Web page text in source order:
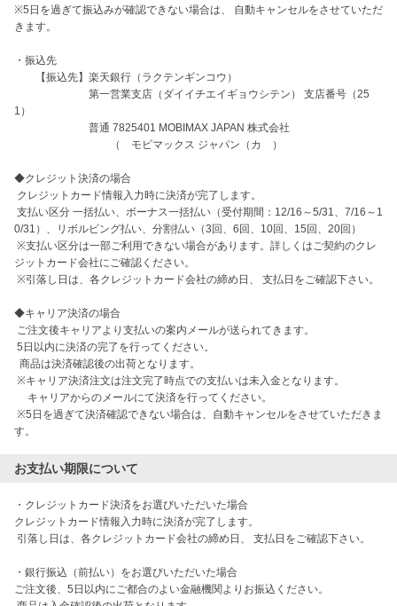
※5日を過ぎて振込みが確認できない場合は、 自動キャンセルをさせていただ
きます。
・振込先
【振込先】楽天銀行（ラクテンギンコウ）
第一営業支店（ダイイチエイギョウシテン） 支店番号（25
1）
普通 7825401 MOBIMAX JAPAN 株式会社
（　モビマックス ジャパン（カ　）
◆クレジット決済の場合
0/31）、リボルビング払い、分割払い（3回、6回、10回、15回、20回）
ジットカード会社にご確認ください。
◆キャリア決済の場合
す。
お支払い期限について
・クレジットカード決済をお選びいただいた場合
クレジットカード情報入力時に決済が完了します。
・銀行振込（前払い）をお選びいただいた場合
ご注文後、5日以内にご都合のよい金融機関よりお振込ください。